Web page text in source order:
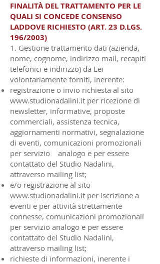
FINALITÀ DEL TRATTAMENTO PER LE
QUALI SI CONCEDE CONSENSO
LADDOVE RICHIESTO (ART. 23 D.LGS.
196/2003)
1. Gestione trattamento dati (azienda,
nome, cognome, indirizzo mail, recapiti
telefonici e indirizzo) da Lei
volontariamente forniti, inerente:
registrazione o invio richiesta al sito
www.studionadalini.it per ricezione di
newsletter, informative, proposte
commerciali, assistenza tecnica,
aggiornamenti normativi, segnalazione
di eventi, comunicazioni promozionali
per servizio analogo e per essere
contattato del Studio Nadalini,
attraverso mailing list;
e/o registrazione al sito
www.studionadalini.it per iscrizione a
eventi e per attività strettamente
connesse, comunicazioni promozionali
per servizio analogo e per essere
contattato del Studio Nadalini,
attraverso mailing list;
richieste di informazioni, inerente i